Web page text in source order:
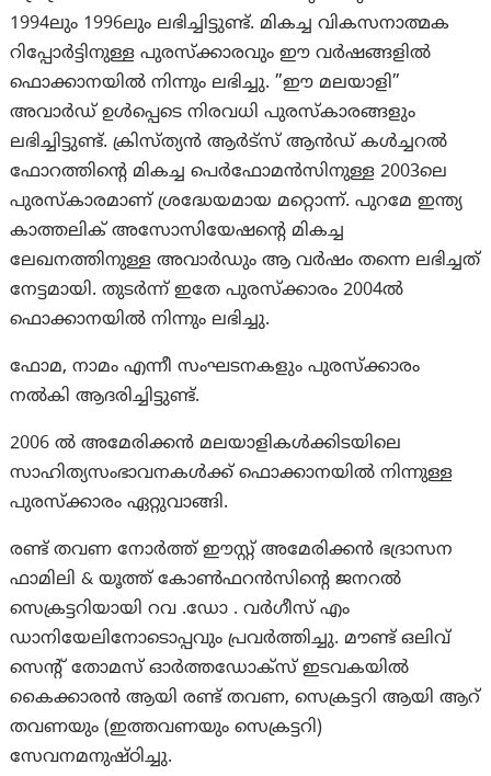
1994ലും 1996ലും ലഭിച്ചിട്ടുണ്ട്. മികച്ച വികസനാത്മക
റിപ്പോര്‍ട്ടിനുള്ള പുരസ്‌ക്കാരവും ഈ വര്‍ഷങ്ങളില്‍
ഫൊക്കാനയില്‍ നിന്നും ലഭിച്ചു. ”ഈ മലയാളി”
അവാർഡ് ഉൾപ്പെടെ നിരവധി പുരസ്കാരങ്ങളും
ലഭിച്ചിട്ടുണ്ട്. ക്രിസ്ത്യന്‍ ആര്‍ട്‌സ് ആന്‍ഡ് കള്‍ച്ചറല്‍
ഫോറത്തിന്റെ മികച്ച പെര്‍ഫോമന്‍സിനുള്ള 2003ലെ
പുരസ്‌കാരമാണ് ശ്രദ്ധേയമായ മറ്റൊന്ന്. പുറമേ ഇന്ത്യ
കാത്തലിക് അസോസിയേഷന്റെ മികച്ച
ലേഖനത്തിനുള്ള അവാര്‍ഡും ആ വര്‍ഷം തന്നെ ലഭിച്ചത്
നേട്ടമായി. തുടര്‍ന്ന് ഇതേ പുരസ്‌ക്കാരം 2004ല്‍
ഫൊക്കാനയില്‍ നിന്നും ലഭിച്ചു.
ഫോമ, നാമം എന്നീ സംഘടനകളും പുരസ്‌ക്കാരം
നല്‍കി ആദരിച്ചിട്ടുണ്ട്.
2006 ല്‍ അമേരിക്കന്‍ മലയാളികള്‍ക്കിടയിലെ
സാഹിത്യസംഭാവനകള്‍ക്ക് ഫൊക്കാനയില്‍ നിന്നുള്ള
പുരസ്‌ക്കാരം ഏറ്റുവാങ്ങി.
രണ്ട് തവണ നോർത്ത് ഈസ്റ്റ് അമേരിക്കൻ ഭദ്രാസന
ഫാമിലി & യൂത്ത് കോൺഫറൻസിന്റെ ജനറൽ
സെക്രട്ടറിയായി റവ .ഡോ . വർഗീസ് എം
ഡാനിയേലിനോടൊപ്പവും പ്രവർത്തിച്ചു. മൗണ്ട് ഒലിവ്
സെന്റ് തോമസ് ഓർത്തഡോക്സ് ഇടവകയിൽ
കൈക്കാരൻ ആയി രണ്ട് തവണ, സെക്രട്ടറി ആയി ആറ്
തവണയും (ഇത്തവണയും സെക്രട്ടറി)
സേവനമനുഷ്ഠിച്ചു.